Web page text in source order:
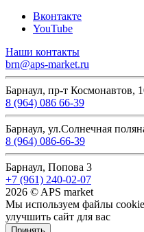
Вконтакте
YouTube
Наши контакты
brn@aps-market.ru
Барнаул, пр-т Космонавтов,
8 (964) 086 66-39
Барнаул, ул.Солнечная
8 (964) 086-66-39
Барнаул, Попова 3
+7 (961) 240-02-07
2026 © APS market
Мы используем файлы
улучшить сайт для вас